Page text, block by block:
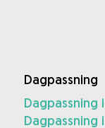
Dagpassning
Dagpassning